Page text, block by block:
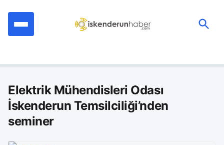
Elektrik Mühendisleri Odası
İskenderun Temsilciliği’nden
seminer